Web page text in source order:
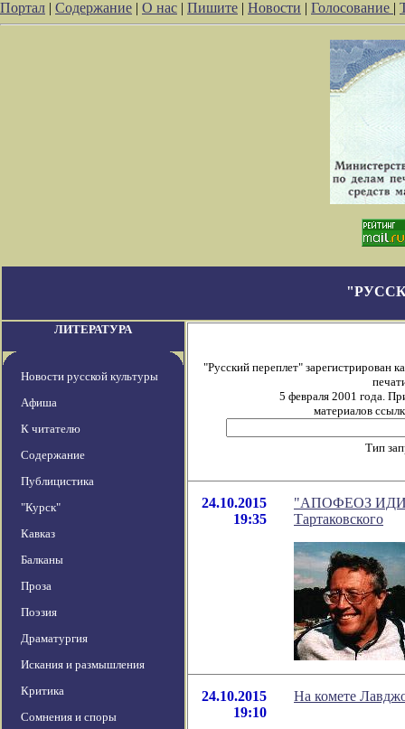
Портал | Содержание | О нас | Пишите | Новости | Голосование |
ЛИТЕРАТУРА
Новости русской культуры
Афиша
К читателю
Содержание
Публицистика
"Курск"
Кавказ
Балканы
Проза
Поэзия
Драматургия
Искания и размышления
Критика
Сомнения и споры
"Русский переплет" зарегистрирован
5 февраля 2001 года.
материалов
Тип
24.10.2015
19:35
"АПОФЕОЗ
Тартаковского
24.10.2015
19:10
На комете